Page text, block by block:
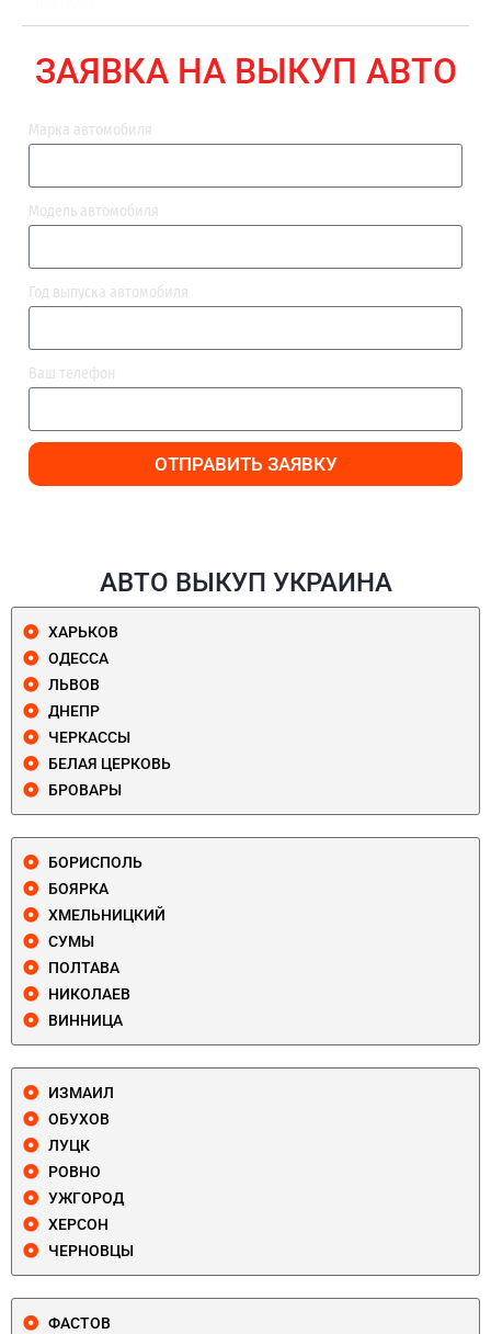
ЗАЯВКА НА ВЫКУП АВТО
Марка автомобиля
Модель автомобиля
Год выпуска автомобиля
Ваш телефон
ОТПРАВИТЬ ЗАЯВКУ
АВТО ВЫКУП УКРАИНА
ХАРЬКОВ
ОДЕССА
ЛЬВОВ
ДНЕПР
ЧЕРКАССЫ
БЕЛАЯ ЦЕРКОВЬ
БРОВАРЫ
БОРИСПОЛЬ
БОЯРКА
ХМЕЛЬНИЦКИЙ
СУМЫ
ПОЛТАВА
НИКОЛАЕВ
ВИННИЦА
ИЗМАИЛ
ОБУХОВ
ЛУЦК
РОВНО
УЖГОРОД
ХЕРСОН
ЧЕРНОВЦЫ
ФАСТОВ